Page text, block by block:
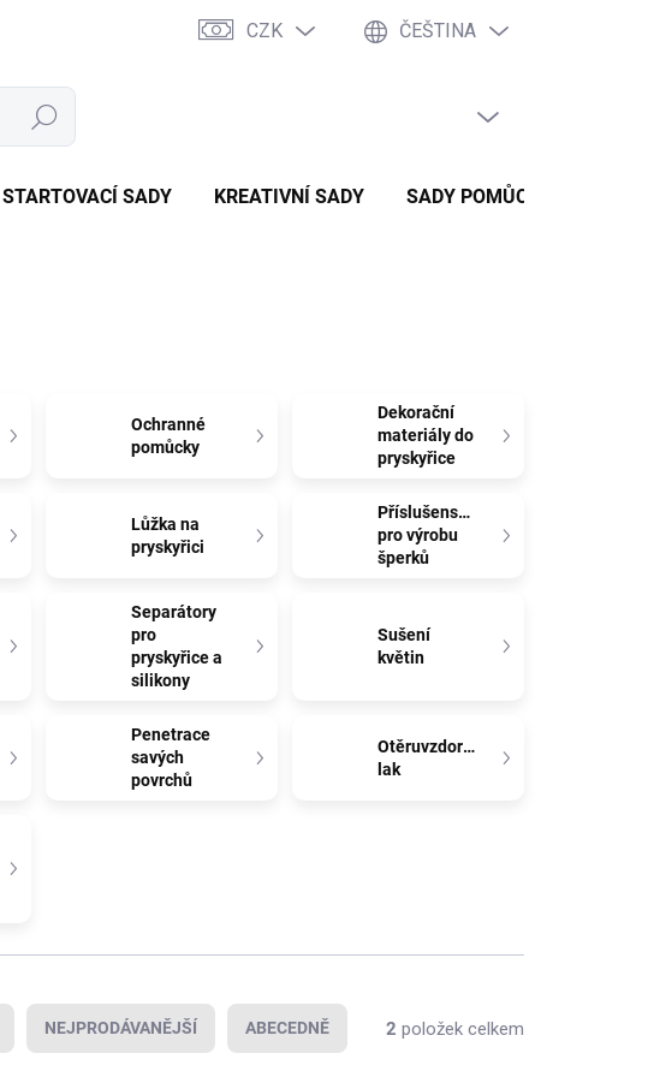
CZK ČEŠTINA
Hledat
STARTOVACÍ SADY KREATIVNÍ SADY SADY POMŮCEK
Ochranné
pomůcky
Dekorační
materiály do
pryskyřice
Lůžka na
pryskyřici
Příslušenství
pro výrobu
šperků
Separátory
pro
pryskyřice a
silikony
Sušení
květin
Penetrace
savých
povrchů
Otěruvzdorný
lak
NEJPRODÁVANĚJŠÍ ABECEDNĚ 2 položek celkem